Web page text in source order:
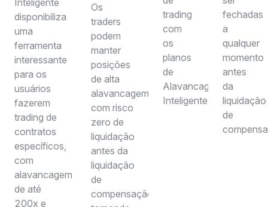
Inteligente
disponibiliza
uma
ferramenta
interessante
para os
usuários
fazerem
trading de
contratos
específicos,
com
alavancagem
de até
200x e
Os
traders
podem
manter
posições
de alta
alavancagem
com risco
zero de
liquidação
antes da
liquidação
de
compensação,
trading
com
os
planos
de
Alavancagem
Inteligente.
fechadas
a
qualquer
momento
antes
da
liquidação
de